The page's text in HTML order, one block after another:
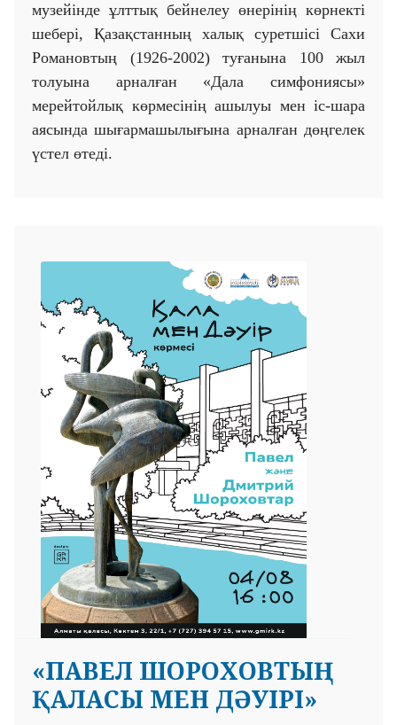
музейінде ұлттық бейнелеу өнерінің көрнекті
шебері, Қазақстанның халық суретшісі Сахи
Романовтың (1926-2002) туғанына 100 жыл
толуына арналған «Дала симфониясы»
мерейтойлық көрмесінің ашылуы мен іс-шара
аясында шығармашылығына арналған дөңгелек
үстел өтеді.
«ПАВЕЛ ШОРОХОВТЫҢ
ҚАЛАСЫ МЕН ДӘУІРІ»